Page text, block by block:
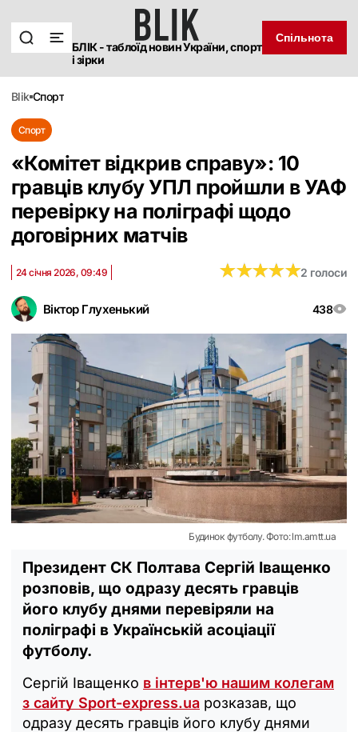
БЛІК - таблоїд новин України, спорт
і зірки
Спільнота
blik спорт
Спорт
«Комітет відкрив справу»: 10
гравців клубу УПЛ пройшли в УАФ
перевірку на поліграфі щодо
договірних матчів
Віктор Глухенький 438
24 січня 2026, 09:49 ★★★★★
★★★★★2 голоси
Будинок футболу. Фото: lm.amtt.ua
Президент СК Полтава Сергій Іващенко
розповів, що одразу десять гравців
його клубу днями перевіряли на
поліграфі в Українській асоціації
футболу.
Сергій Іващенко в інтерв'ю нашим колегам
з сайту Sport-express.ua розказав, що
одразу десять гравців його клубу днями